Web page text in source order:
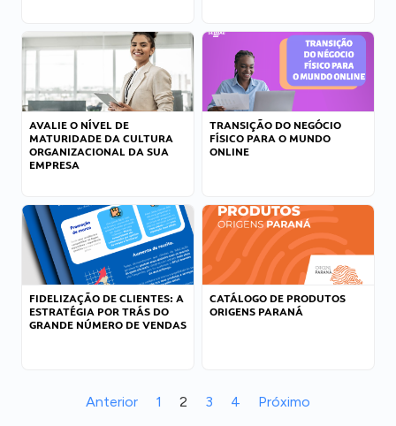
AVALIE O NÍVEL DE
MATURIDADE DA CULTURA
ORGANIZACIONAL DA SUA
EMPRESA
TRANSIÇÃO DO NEGÓCIO
FÍSICO PARA O MUNDO
ONLINE
FIDELIZAÇÃO DE CLIENTES: A
ESTRATÉGIA POR TRÁS DO
GRANDE NÚMERO DE VENDAS
CATÁLOGO DE PRODUTOS
ORIGENS PARANÁ
Anterior 1 2 3 4 Próximo